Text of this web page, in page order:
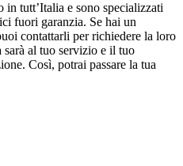
tutt’Italia e sono specializzati
fuori garanzia. Se hai un
contattarli per richiedere la loro
sarà al tuo servizio e il tuo
Così, potrai passare la tua